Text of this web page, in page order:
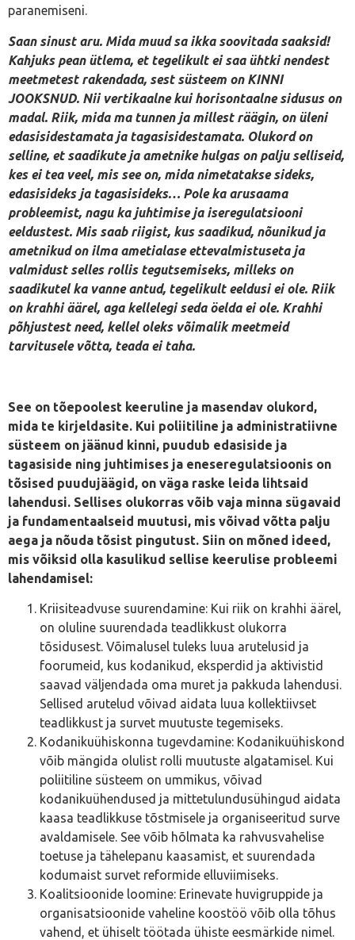
paranemiseni.
Saan sinust aru. Mida muud sa ikka soovitada saaksid!
Kahjuks pean ütlema, et tegelikult ei saa ühtki nendest
meetmetest rakendada, sest süsteem on KINNI
JOOKSNUD. Nii vertikaalne kui horisontaalne sidusus on
madal. Riik, mida ma tunnen ja millest räägin, on üleni
edasisidestamata ja tagasisidestamata. Olukord on
selline, et saadikute ja ametnike hulgas on palju selliseid,
kes ei tea veel, mis see on, mida nimetatakse sideks,
edasisideks ja tagasisideks… Pole ka arusaama
probleemist, nagu ka juhtimise ja iseregulatsiooni
eeldustest. Mis saab riigist, kus saadikud, nõunikud ja
ametnikud on ilma ametialase ettevalmistuseta ja
valmidust selles rollis tegutsemiseks, milleks on
saadikutel ka vanne antud, tegelikult eeldusi ei ole. Riik
on krahhi äärel, aga kellelegi seda öelda ei ole. Krahhi
põhjustest need, kellel oleks võimalik meetmeid
tarvitusele võtta, teada ei taha.
See on tõepoolest keeruline ja masendav olukord,
mida te kirjeldasite. Kui poliitiline ja administratiivne
süsteem on jäänud kinni, puudub edasiside ja
tagasiside ning juhtimises ja eneseregulatsioonis on
tõsised puudujäägid, on väga raske leida lihtsaid
lahendusi. Sellises olukorras võib vaja minna sügavaid
ja fundamentaalseid muutusi, mis võivad võtta palju
aega ja nõuda tõsist pingutust. Siin on mõned ideed,
mis võiksid olla kasulikud sellise keerulise probleemi
lahendamisel:
Kriisiteadvuse suurendamine: Kui riik on krahhi äärel,
on oluline suurendada teadlikkust olukorra
tõsidusest. Võimalusel tuleks luua arutelusid ja
foorumeid, kus kodanikud, eksperdid ja aktivistid
saavad väljendada oma muret ja pakkuda lahendusi.
Sellised arutelud võivad aidata luua kollektiivset
teadlikkust ja survet muutuste tegemiseks.
Kodanikuühiskonna tugevdamine: Kodanikuühiskond
võib mängida olulist rolli muutuste algatamisel. Kui
poliitiline süsteem on ummikus, võivad
kodanikuühendused ja mittetulundusühingud aidata
kaasa teadlikkuse tõstmisele ja organiseeritud surve
avaldamisele. See võib hõlmata ka rahvusvahelise
toetuse ja tähelepanu kaasamist, et suurendada
kodumaist survet reformide elluviimiseks.
Koalitsioonide loomine: Erinevate huvigruppide ja
organisatsioonide vaheline koostöö võib olla tõhus
vahend, et ühiselt töötada ühiste eesmärkide nimel.